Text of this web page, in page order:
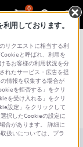
0
その他のオーディオシステム
Q&A
用しております。
リクエストに相当する利
と呼ばれ、利用を
るお客様の利用状況を分
れたサービス・広告を提
情報を収集する場合が
を拒否する」をクリ
を受け入れる」をクリ
設定」をクリックして
択したCookieの設定に
合があります。 詳細に
扱いについては、プラ